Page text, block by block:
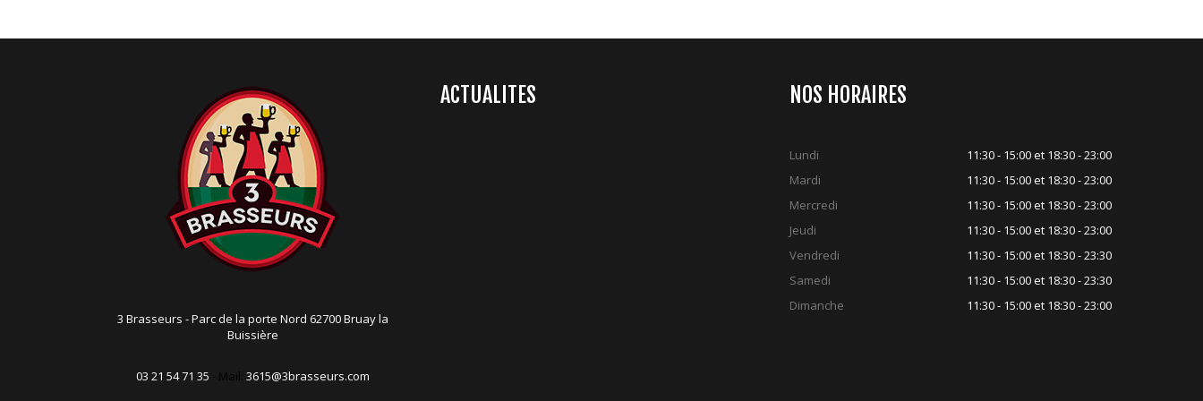
o
3 Brasseurs - Parc de la porte Nord 62700 Bruay la
Buissière
03 21 54 71 35 - Mail: 3615@3brasseurs.com
ACTUALITES NOS HORAIRES
Lundi
11:30 - 15:00 et 18:30 - 23:00
Mardi
11:30 - 15:00 et 18:30 - 23:00
Mercredi
11:30 - 15:00 et 18:30 - 23:00
Jeudi
11:30 - 15:00 et 18:30 - 23:00
Vendredi
11:30 - 15:00 et 18:30 - 23:30
Samedi
11:30 - 15:00 et 18:30 - 23:30
Dimanche
11:30 - 15:00 et 18:30 - 23:00